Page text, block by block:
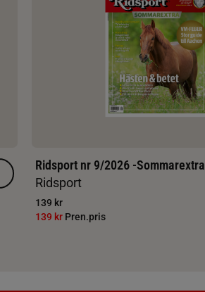
Ridsport nr 9/2026 -Sommarextra
Ridsport
139 kr
139 kr Pren.pris